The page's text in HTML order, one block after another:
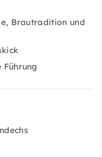
Brautradition und
Führung